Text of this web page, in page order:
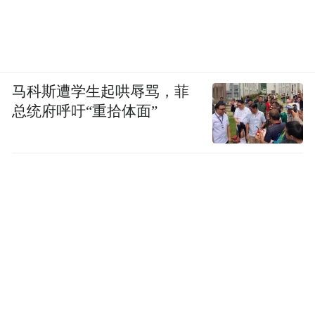
马科斯遭学生起哄辱骂，菲
总统府呼吁“重拾体面”